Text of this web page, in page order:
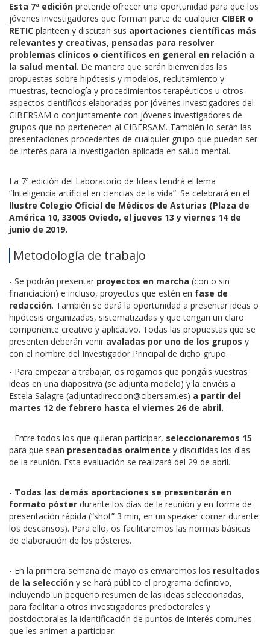
Esta 7ª edición pretende ofrecer una oportunidad para que los
jóvenes investigadores que forman parte de cualquier CIBER o
RETIC planteen y discutan sus aportaciones científicas más
relevantes y creativas, pensadas para resolver
problemas clínicos o científicos en general en relación a
la salud mental. De manera que serán bienvenidas las
propuestas sobre hipótesis y modelos, reclutamiento y
muestras, tecnología y procedimientos terapéuticos u otros
aspectos científicos elaboradas por jóvenes investigadores del
CIBERSAM o conjuntamente con jóvenes investigadores de
grupos que no pertenecen al CIBERSAM. También lo serán las
presentaciones procedentes de cualquier grupo que puedan ser
de interés para la investigación aplicada en salud mental.
La 7ª edición del Laboratorio de Ideas tendrá el lema
“Inteligencia artificial en ciencias de la vida”. Se celebrará en el
Ilustre Colegio Oficial de Médicos de Asturias (Plaza de
América 10, 33005 Oviedo, el jueves 13 y viernes 14 de
junio de 2019.
Metodología de trabajo
- Se podrán presentar proyectos en marcha (con o sin
financiación) e incluso, proyectos que estén en fase de
redacción. También se dará la oportunidad a presentar ideas o
hipótesis organizadas, sistematizadas y que tengan un claro
componente creativo y aplicativo. Todas las propuestas que se
presenten deberán venir avaladas por uno de los grupos y
con el nombre del Investigador Principal de dicho grupo.
- Para empezar a trabajar, os rogamos que pongáis vuestras
ideas en una diapositiva (se adjunta modelo) y la enviéis a
Estela Salagre (adjuntadireccion@cibersam.es) a partir del
martes 12 de febrero hasta el viernes 26 de abril.
- Entre todos los que quieran participar, seleccionaremos 15
para que sean presentadas oralmente y discutidas los días
de la reunión. Esta evaluación se realizará del 29 de abril.
- Todas las demás aportaciones se presentarán en
formato póster durante los días de la reunión y en forma de
presentación rápida (“shot” 3 min, en un speaker corner durante
los descansos). Para ello, os facilitaremos las normas básicas
de elaboración de los pósteres.
- En la primera semana de mayo os enviaremos los resultados
de la selección y se hará público el programa definitivo,
incluyendo un pequeño resumen de las ideas seleccionadas,
para facilitar a otros investigadores predoctorales y
postdoctorales la identificación de puntos de interés comunes
que les animen a participar.